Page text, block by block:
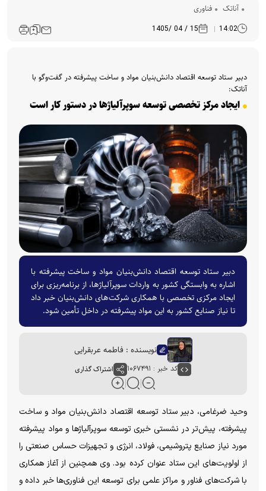
آناتک فناوری
14:02
15 / 04 /1405
دبیر ستاد توسعه اقتصاد دانش‌بنیان مواد و ساخت پیشرفته در گفت‌و‌گو با
آناتک:
ایجاد مرکز تخصصی توسعه سوپرآلیاژ‌ها در دستور کار است
دبیر ستاد توسعه اقتصاد دانش‌بنیان مواد و ساخت پیشرفته با
اشاره به وابستگی کشور به واردات سوپرآلیاژها، از برنامه‌ریزی برای
ایجاد مرکزی تخصصی با همکاری شرکت‌های دانش‌بنیان خبر داد
تا نیاز صنایع کشور به این مواد پیشرفته در داخل تأمین شود.
نویسنده : فاطمه عربقرایی
کد خبر : ۱۰۶۷۴۹۱ اشتراک گذاری
وحید ضرغامی، دبیر ستاد توسعه اقتصاد دانش‌بنیان مواد و ساخت
پیشرفته، پیش‌تر در نشستی خبری توسعه سوپرآلیاژ‌ها و مواد پیشرفته
مورد نیاز صنایع پتروشیمی، فولاد، انرژی و تجهیزات حساس صنعتی را
از اولویت‌های این ستاد عنوان کرده بود. وی همچنین از آغاز همکاری
با شرکت‌های فناور و مراکز علمی برای توسعه این فناوری‌ها خبر داده و